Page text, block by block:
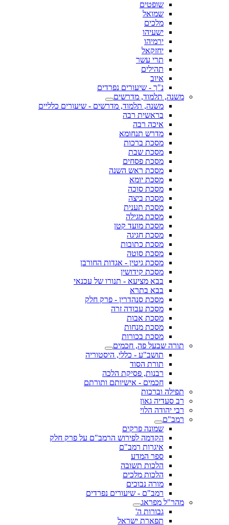
שופטים
שמואל
מלכים
ישעיהו
ירמיהו
יחזקאל
תרי עשר
תהילים
איוב
נ"ך - שיעורים נפרדים
משנה, תלמוד, מדרשים
משנה, תלמוד, מדרשים - שיעורים כלליים
בראשית רבה
איכה רבה
מדרש תנחומא
מסכת ברכות
מסכת שבת
מסכת פסחים
מסכת ראש השנה
מסכת יומא
מסכת סוכה
מסכת ביצה
מסכת תענית
מסכת מגילה
מסכת מועד קטן
מסכת חגיגה
מסכת כתובות
מסכת סוטה
מסכת גיטין - אגדות החורבן
מסכת קידושין
בבא מציעא - תנורו של עכנאי
בבא בתרא
מסכת סנהדרין - פרק חלק
מסכת עבודה זרה
מסכת אבות
מסכת מנחות
מסכת בכורות
תורה שבעל פה, חכמים
תושב"ע - כללי, היסטוריה
תורת הסוד
רבנות, פסיקת הלכה
חכמים - אישיותם ותורתם
תפילה וברכות
רב סעדיה גאון
רבי יהודה הלוי
רמב"ם
שמונה פרקים
הקדמה לפירוש הרמב"ם על פרק חלק
איגרות רמב"ם
ספר המדע
הלכות תשובה
הלכות מלכים
מורה נבוכים
רמב"ם - שיעורים נפרדים
מהר"ל מפראג
גבורות ה'
תפארת ישראל